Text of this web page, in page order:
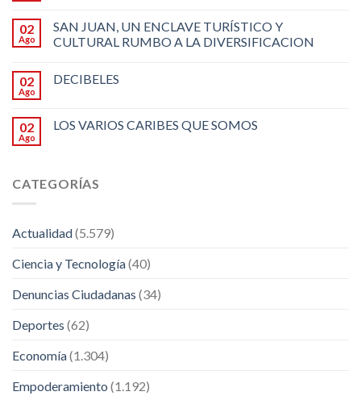
02
Ago
SAN JUAN, UN ENCLAVE TURÍSTICO Y
CULTURAL RUMBO A LA DIVERSIFICACION
02
Ago
DECIBELES
02
Ago
LOS VARIOS CARIBES QUE SOMOS
CATEGORÍAS
Actualidad(5.579)
Ciencia y Tecnología(40)
Denuncias Ciudadanas (34)
Deportes (62)
Economía(1.304)
Empoderamiento (1.192)